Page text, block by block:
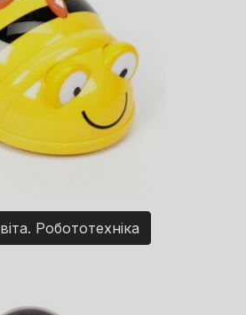
Робототехніка